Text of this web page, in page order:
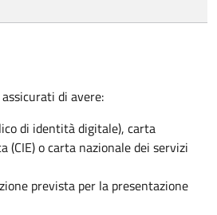
di avere:
di identità digitale), carta
(CIE) o carta nazionale dei servizi
prevista per la presentazione